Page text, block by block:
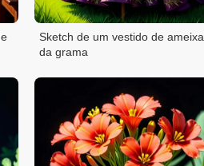
Sketch de um vestido de ameixa
da grama